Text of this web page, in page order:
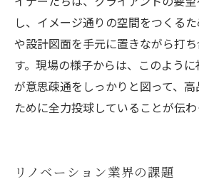
し、イメージ通りの空間をつくる
や設計図面を手元に置きながら打
す。現場の様子からは、このよう
が意思疎通をしっかりと図って、
ために全力投球していることが伝わ
リノベーション業界の課題